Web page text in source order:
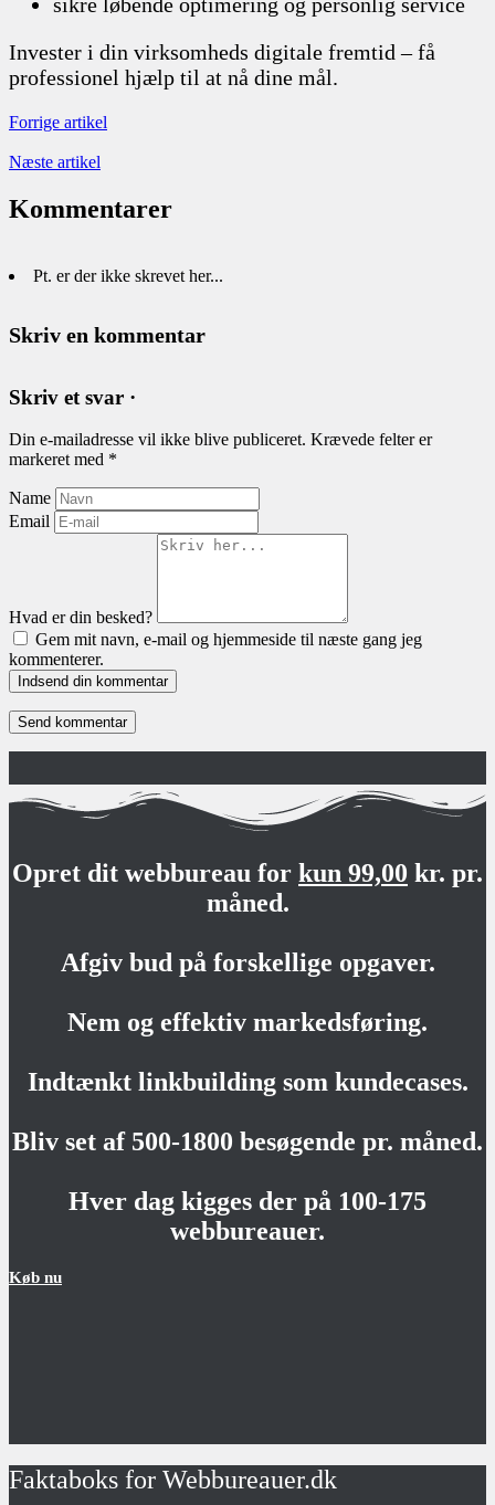
Invester i din virksomheds digitale fremtid – få
professionel hjælp til at nå dine mål.
Forrige artikel
Næste artikel
Kommentarer
Pt. er der ikke skrevet her...
Skriv en kommentar
Skriv et svar ·
Din e-mailadresse vil ikke blive publiceret. Krævede felter er
markeret med *
Name
Email
Hvad er din besked?
Gem mit navn, e-mail og hjemmeside til næste gang jeg
kommenterer.
Indsend din kommentar
Opret dit webbureau for kun 99,00 kr. pr.
måned.
Afgiv bud på forskellige opgaver.
Nem og effektiv markedsføring.
Indtænkt linkbuilding som kundecases.
Bliv set af 500-1800 besøgende pr. måned.
Hver dag kigges der på 100-175
webbureauer.
Køb nu
Faktaboks for Webbureauer.dk